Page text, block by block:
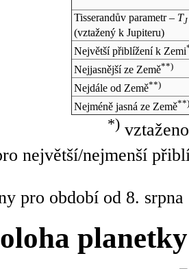
Tisserandův parametr – TJ
(vztažený k Jupiteru)
Největší přiblížení k Zemi
Nejjasnější ze Země**)
Nejdále od Země**)
Nejméně jasná ze Země**)
*)
největší/nejmenší
pro období od 8.